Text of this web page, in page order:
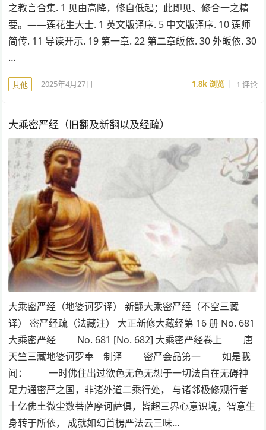
之教言合集. 1 见由高降，修自低起；此即见、修合一之精
要。——莲花生大士. 1 英文版译序. 5 中文版译序. 10 莲师
简传. 11 导读开示. 19 第一章. 22 第二章皈依. 30 外皈依. 30
…
其他 2025年4月27日 1.8k浏览 1 评论
大乘密严经（旧翻及新翻以及经疏）
大乘密严经（地婆诃罗译） 新翻大乘密严经（不空三藏
译） 密严经疏（法藏注） 大正新修大藏经第 16 册 No. 681
大乘密严经 No. 681 [No. 682] 大乘密严经卷上 唐
天竺三藏地婆诃罗奉 制译 密严会品第一 如是我
闻： 一时佛住出过欲色无色无想于一切法自在无碍神
足力通密严之国，非诸外道二乘行处， 与诸邻极修观行者
十亿佛土微尘数菩萨摩诃萨俱，皆超三界心意识境，智意生
身转于所依， 成就如幻首楞严法云三昧…